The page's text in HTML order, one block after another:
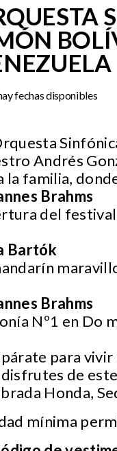
fechas disponibles
Andrés
la familia,
Brahms
del
Bartók
Brahms
Nº1 en Do
para
de
Honda,
mínima